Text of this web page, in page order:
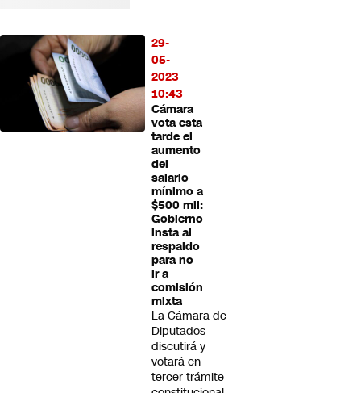
29-
05-
2023
10:43
Cámara
vota esta
tarde el
aumento
del
salario
mínimo a
$500 mil:
Gobierno
insta al
respaldo
para no
ir a
comisión
mixta
La Cámara de
Diputados
discutirá y
votará en
tercer trámite